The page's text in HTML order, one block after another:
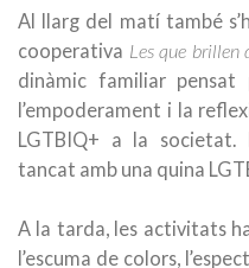
Al llarg del matí també
cooperativa Les que brillen
dinàmic familiar pensat
l’empoderament i la
LGTBIQ+ a la societat.
tancat amb una quina
A la tarda, les activitats
l’escuma de colors,